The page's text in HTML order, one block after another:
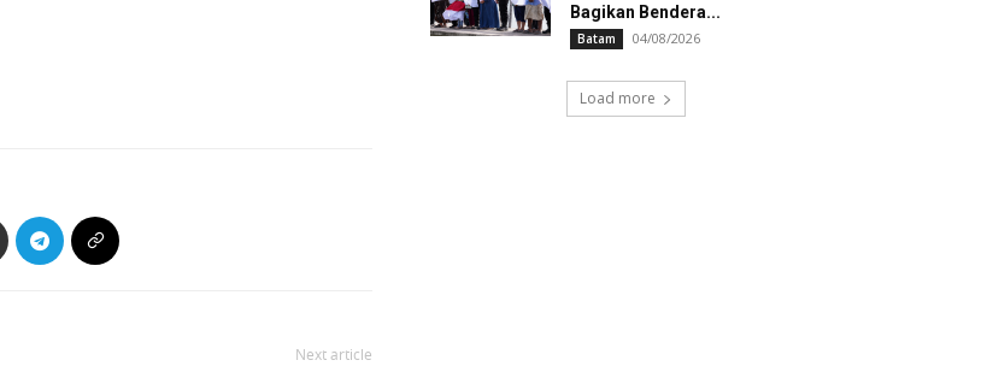
Next article
Bagikan Bendera...
Batam 04/08/2026
Load more